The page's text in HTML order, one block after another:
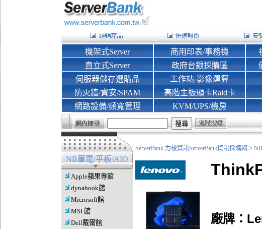
機架式Server
直立式Server
伺服器儲存選購品
防火牆/資安/SPAM
網路設備/頻寬管理
商用印表/事務機
政府台銀採購區
工作站-影像運算
高階主板顯卡Raid卡
KVM/UPS/機房
NB筆電/平板/AIO
Apple蘋果專館
dynabook館
Microsoft館
MSI 館
Dell戴爾館
ServerBank 力梭資訊ServerBank資訊採購網 >
廠牌：